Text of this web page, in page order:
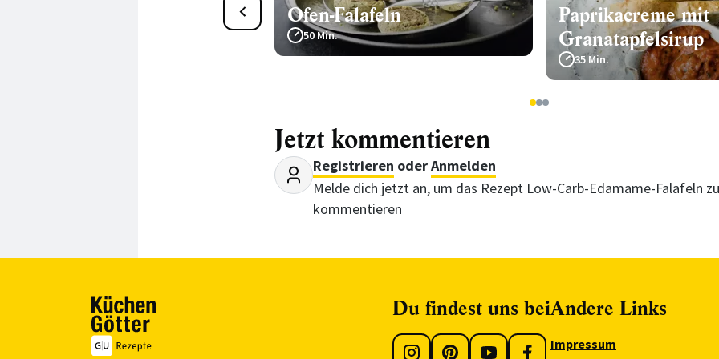
Tomaten-Paprika-Salat mit
Ofen-Falafeln
50 Min.
Paprikacreme mit
Granatapfelsirup
35 Min.
123
Jetzt kommentieren
Registrieren oderAnmelden
Melde dich jetzt an, um das Rezept Low-Carb-Edamame-Falafeln zu
kommentieren
Du findest uns beiAndere Links
Impressum